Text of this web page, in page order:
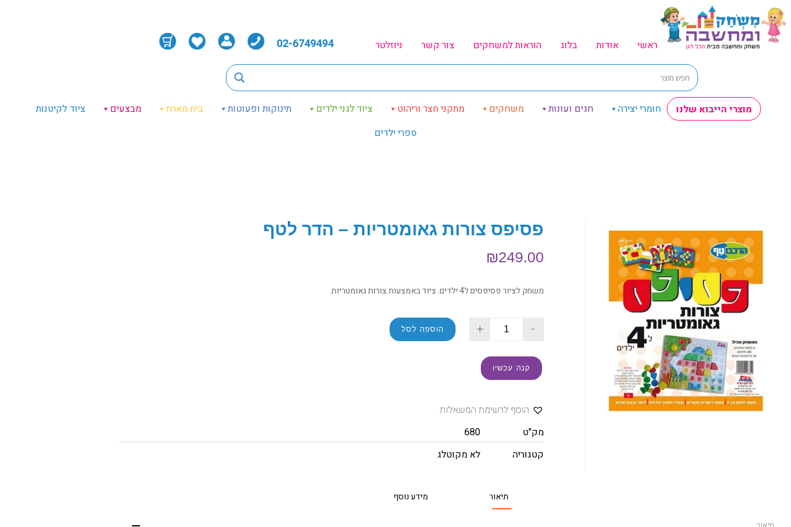
ראשי אודות בלוג הוראות למשחקים צור קשר ניוזלטר 02-6749494
מוצרי הייבוא שלנו חומרי יצירה חגים ועונות משחקים מתקני חצר וריהוט ציוד לגני ילדים תינוקות ופעוטות בית מארח מבצעים
ציוד לקיטנות
ספרי ילדים
פסיפס צורות גאומטריות – הדר לטף
₪249.00
משחק לציור פסיפסים ל4 ילדים. ציוד באמצעות צורות גאומטריות.
-
+ הוספה לסל
קנה עכשיו
הוסף לרשימת המשאלות
מק"ט
680
קטגוריה
לא מקוטלג
תיאור מידע נוסף